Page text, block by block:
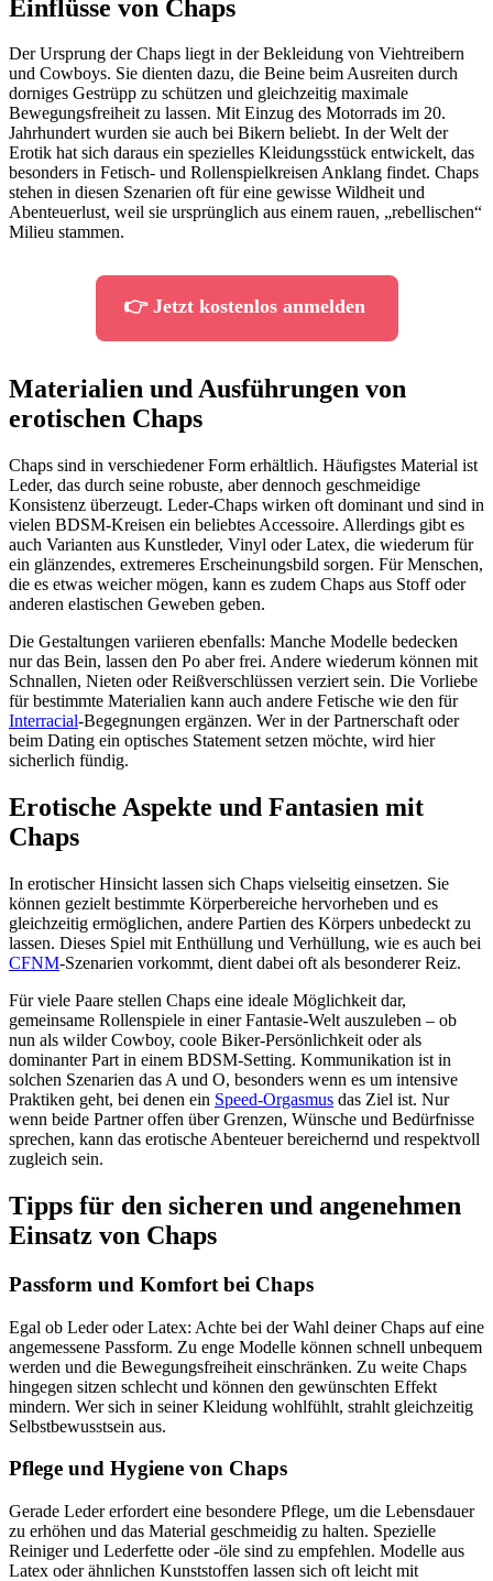
Einflüsse von Chaps
Der Ursprung der Chaps liegt in der Bekleidung von Viehtreibern
und Cowboys. Sie dienten dazu, die Beine beim Ausreiten durch
dorniges Gestrüpp zu schützen und gleichzeitig maximale
Bewegungsfreiheit zu lassen. Mit Einzug des Motorrads im 20.
Jahrhundert wurden sie auch bei Bikern beliebt. In der Welt der
Erotik hat sich daraus ein spezielles Kleidungsstück entwickelt, das
besonders in Fetisch- und Rollenspielkreisen Anklang findet. Chaps
stehen in diesen Szenarien oft für eine gewisse Wildheit und
Abenteuerlust, weil sie ursprünglich aus einem rauen, „rebellischen“
Milieu stammen.
👉 Jetzt kostenlos anmelden
Materialien und Ausführungen von
erotischen Chaps
Chaps sind in verschiedener Form erhältlich. Häufigstes Material ist
Leder, das durch seine robuste, aber dennoch geschmeidige
Konsistenz überzeugt. Leder-Chaps wirken oft dominant und sind in
vielen BDSM-Kreisen ein beliebtes Accessoire. Allerdings gibt es
auch Varianten aus Kunstleder, Vinyl oder Latex, die wiederum für
ein glänzendes, extremeres Erscheinungsbild sorgen. Für Menschen,
die es etwas weicher mögen, kann es zudem Chaps aus Stoff oder
anderen elastischen Geweben geben.
Die Gestaltungen variieren ebenfalls: Manche Modelle bedecken
nur das Bein, lassen den Po aber frei. Andere wiederum können mit
Schnallen, Nieten oder Reißverschlüssen verziert sein. Die Vorliebe
für bestimmte Materialien kann auch andere Fetische wie den für
Interracial-Begegnungen ergänzen. Wer in der Partnerschaft oder
beim Dating ein optisches Statement setzen möchte, wird hier
sicherlich fündig.
Erotische Aspekte und Fantasien mit
Chaps
In erotischer Hinsicht lassen sich Chaps vielseitig einsetzen. Sie
können gezielt bestimmte Körperbereiche hervorheben und es
gleichzeitig ermöglichen, andere Partien des Körpers unbedeckt zu
lassen. Dieses Spiel mit Enthüllung und Verhüllung, wie es auch bei
CFNM-Szenarien vorkommt, dient dabei oft als besonderer Reiz.
Für viele Paare stellen Chaps eine ideale Möglichkeit dar,
gemeinsame Rollenspiele in einer Fantasie-Welt auszuleben – ob
nun als wilder Cowboy, coole Biker-Persönlichkeit oder als
dominanter Part in einem BDSM-Setting. Kommunikation ist in
solchen Szenarien das A und O, besonders wenn es um intensive
Praktiken geht, bei denen ein Speed-Orgasmus das Ziel ist. Nur
wenn beide Partner offen über Grenzen, Wünsche und Bedürfnisse
sprechen, kann das erotische Abenteuer bereichernd und respektvoll
zugleich sein.
Tipps für den sicheren und angenehmen
Einsatz von Chaps
Passform und Komfort bei Chaps
Egal ob Leder oder Latex: Achte bei der Wahl deiner Chaps auf eine
angemessene Passform. Zu enge Modelle können schnell unbequem
werden und die Bewegungsfreiheit einschränken. Zu weite Chaps
hingegen sitzen schlecht und können den gewünschten Effekt
mindern. Wer sich in seiner Kleidung wohlfühlt, strahlt gleichzeitig
Selbstbewusstsein aus.
Pflege und Hygiene von Chaps
Gerade Leder erfordert eine besondere Pflege, um die Lebensdauer
zu erhöhen und das Material geschmeidig zu halten. Spezielle
Reiniger und Lederfette oder -öle sind zu empfehlen. Modelle aus
Latex oder ähnlichen Kunststoffen lassen sich oft leicht mit